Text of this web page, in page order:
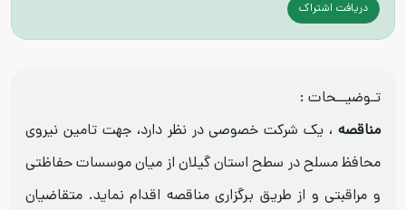
دریافت اشتراک
تـوضیــحات :
مناقصه ، یک شرکت خصوصی در نظر دارد، جهت تامین نیروی
محافظ مسلح در سطح استان گیلان از میان موسسات حفاظتی
و مراقبتی و از طریق برگزاری مناقصه اقدام نماید. متقاضیان